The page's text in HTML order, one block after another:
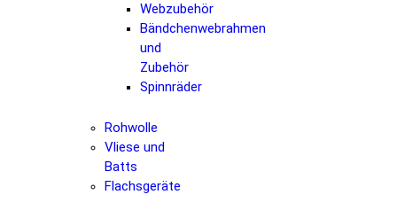
Webzubehör
Bändchenwebrahmen
und
Zubehör
Spinnräder
Rohwolle
Vliese und
Batts
Flachsgeräte